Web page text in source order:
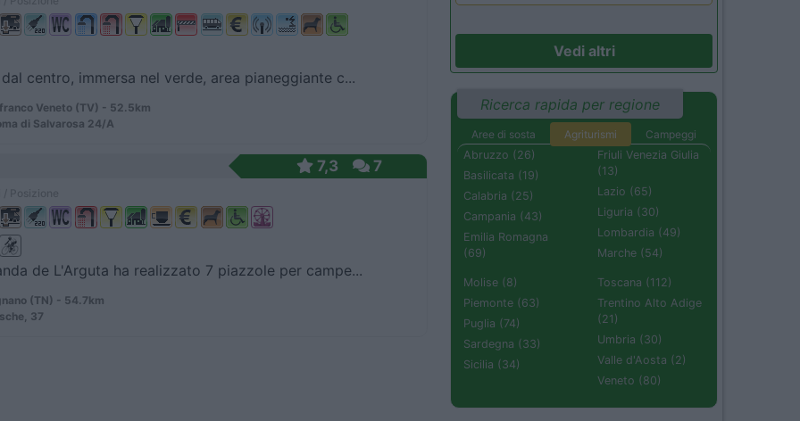
centro, immersa nel verde, area pianeggiante c...
Veneto (TV) - 52.5km
di Salvarosa 24/A
7,3 7
de L'Arguta ha realizzato 7 piazzole per campe...
(TN) - 54.7km
37
Vedi altri
Ricerca rapida per regione
Aree di sosta Agriturismi
Campeggi
Abruzzo (26)
Basilicata (19)
Calabria (25)
Campania (43)
Emilia Romagna
(69)
Friuli Venezia Giulia
(13)
Lazio (65)
Liguria (30)
Lombardia (49)
Marche (54)
Molise (8)
Piemonte (63)
Puglia (74)
Sardegna (33)
Sicilia (34)
Toscana (112)
Trentino Alto Adige
(21)
Umbria (30)
Valle d'Aosta (2)
Veneto (80)